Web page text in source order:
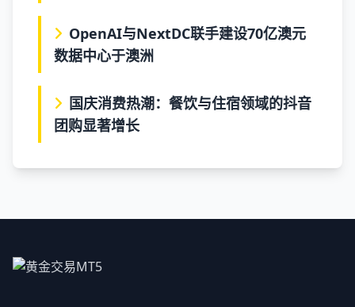
OpenAI与NextDC联手建设70亿澳元
数据中心于澳洲
国庆消费热潮：餐饮与住宿领域的抖音
团购显著增长